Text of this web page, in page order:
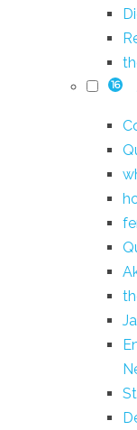
16